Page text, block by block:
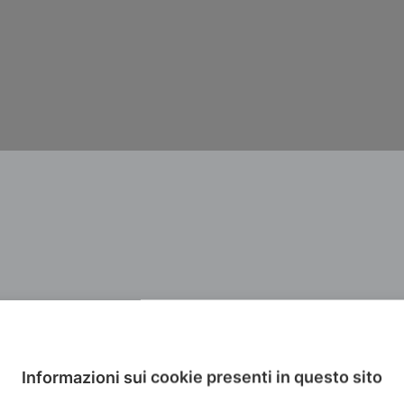
Informazioni sui cookie presenti in questo sito